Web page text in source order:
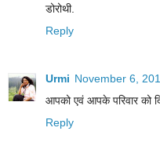
डोरोथी.
Reply
Urmi November 6,
आपको एवं आपके परिवार को
Reply